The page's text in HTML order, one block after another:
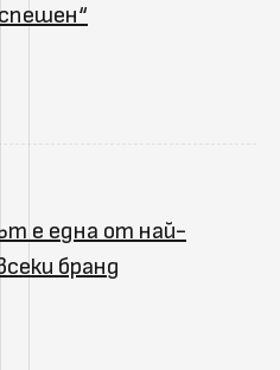
е една от най-
бранд